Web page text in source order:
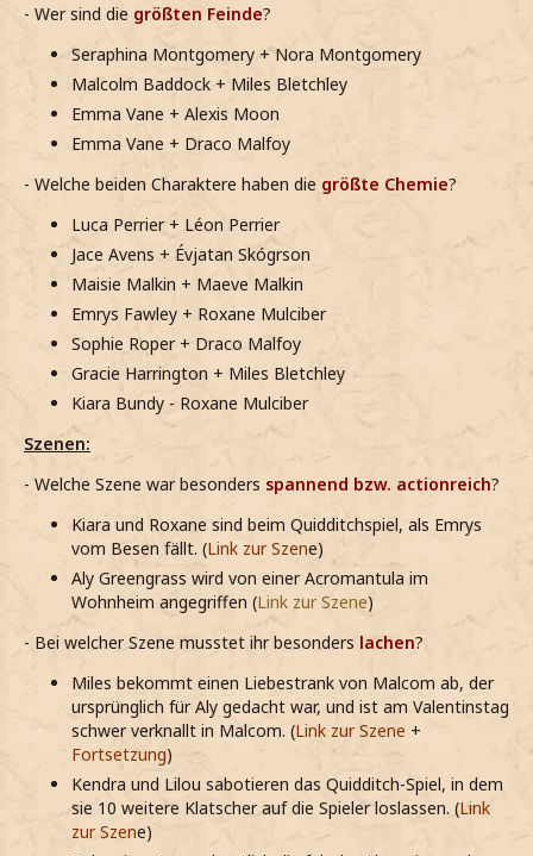
- Wer sind die größten Feinde?
Seraphina Montgomery + Nora Montgomery
Malcolm Baddock + Miles Bletchley
Emma Vane + Alexis Moon
Emma Vane + Draco Malfoy
- Welche beiden Charaktere haben die größte Chemie?
Luca Perrier + Léon Perrier
Jace Avens + Évjatan Skógrson
Maisie Malkin + Maeve Malkin
Emrys Fawley + Roxane Mulciber
Sophie Roper + Draco Malfoy
Gracie Harrington + Miles Bletchley
Kiara Bundy - Roxane Mulciber
Szenen:
- Welche Szene war besonders spannend bzw. actionreich?
Kiara und Roxane sind beim Quidditchspiel, als Emrys
vom Besen fällt. (Link zur Szene)
Aly Greengrass wird von einer Acromantula im
Wohnheim angegriffen (Link zur Szene)
- Bei welcher Szene musstet ihr besonders lachen?
Miles bekommt einen Liebestrank von Malcom ab, der
ursprünglich für Aly gedacht war, und ist am Valentinstag
schwer verknallt in Malcom. (Link zur Szene +
Fortsetzung)
Kendra und Lilou sabotieren das Quidditch-Spiel, in dem
sie 10 weitere Klatscher auf die Spieler loslassen. (Link
zur Szene)